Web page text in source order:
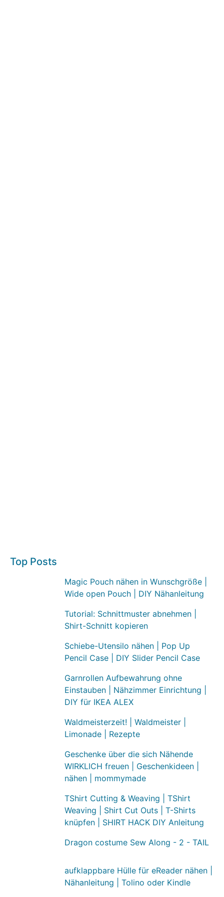
Top Posts
Magic Pouch nähen in Wunschgröße |
Wide open Pouch | DIY Nähanleitung
Tutorial: Schnittmuster abnehmen |
Shirt-Schnitt kopieren
Schiebe-Utensilo nähen | Pop Up
Pencil Case | DIY Slider Pencil Case
Garnrollen Aufbewahrung ohne
Einstauben | Nähzimmer Einrichtung |
DIY für IKEA ALEX
Waldmeisterzeit! | Waldmeister |
Limonade | Rezepte
Geschenke über die sich Nähende
WIRKLICH freuen | Geschenkideen |
nähen | mommymade
TShirt Cutting & Weaving | TShirt
Weaving | Shirt Cut Outs | T-Shirts
knüpfen | SHIRT HACK DIY Anleitung
Dragon costume Sew Along - 2 - TAIL
aufklappbare Hülle für eReader nähen |
Nähanleitung | Tolino oder Kindle